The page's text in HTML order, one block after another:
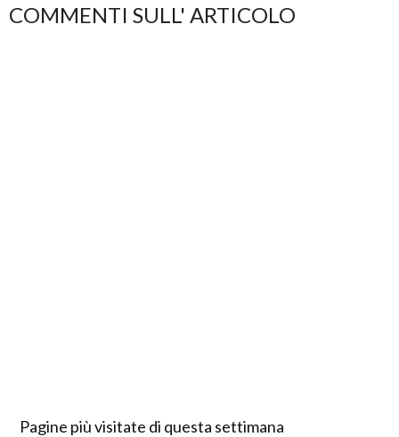
COMMENTI SULL' ARTICOLO
Pagine più visitate di questa settimana